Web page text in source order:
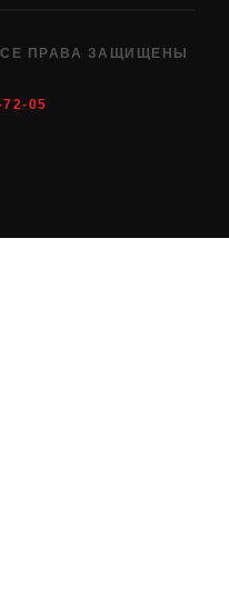
ПРАВА ЗАЩИЩЕНЫ
05